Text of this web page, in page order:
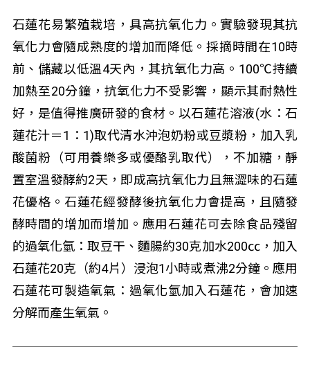
石蓮花易繁殖栽培，具高抗氧化力。實驗發現其抗
氧化力會隨成熟度的增加而降低。採摘時間在10時
前、儲藏以低溫4天內，其抗氧化力高。100℃持續
加熱至20分鐘，抗氧化力不受影響，顯示其耐熱性
好，是值得推廣研發的食材。以石蓮花溶液(水：石
蓮花汁＝1：1)取代清水沖泡奶粉或豆漿粉，加入乳
酸菌粉（可用養樂多或優酪乳取代），不加糖，靜
置室溫發酵約2天，即成高抗氧化力且無澀味的石蓮
花優格。石蓮花經發酵後抗氧化力會提高，且隨發
酵時間的增加而增加。應用石蓮花可去除食品殘留
的過氧化氫：取豆干、麵腸約30克加水200㏄，加入
石蓮花20克（約4片）浸泡1小時或煮沸2分鐘。應用
石蓮花可製造氧氣：過氧化氫加入石蓮花，會加速
分解而產生氧氣。